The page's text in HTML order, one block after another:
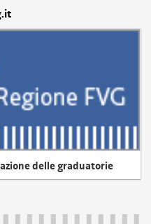
delle graduatorie